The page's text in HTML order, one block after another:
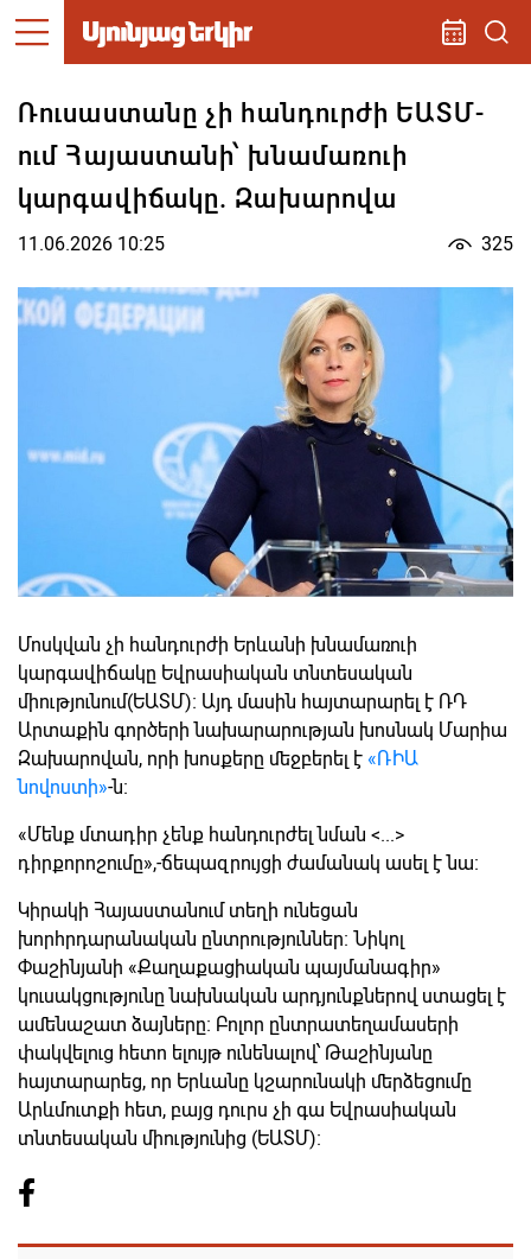
Ռուսաստանը չի հանդուրժի ԵԱՏՄ-
ում Հայաստանի՝ խնամառուի
կարգավիճակը. Զախարովա
11.06.2026 10:25 325
Մոսկվան չի հանդուրժի Երևանի խնամառուի
կարգավիճակը Եվրասիական տնտեսական
միությունում(ԵԱՏՄ)։ Այդ մասին հայտարարել է ՌԴ
Արտաքին գործերի նախարարության խոսնակ Մարիա
Զախարովան, որի խոսքերը մեջբերել է «ՌԻԱ
նովոստի»-ն։
«Մենք մտադիր չենք հանդուրժել նման <...>
դիրքորոշումը»,-ճեպազրույցի ժամանակ ասել է նա։
Կիրակի Հայաստանում տեղի ունեցան
խորհրդարանական ընտրություններ։ Նիկոլ
Փաշինյանի «Քաղաքացիական պայմանագիր»
կուսակցությունը նախնական արդյունքներով ստացել է
ամենաշատ ձայները։ Բոլոր ընտրատեղամասերի
փակվելուց հետո ելույթ ունենալով՝ Թաշինյանը
հայտարարեց, որ Երևանը կշարունակի մերձեցումը
Արևմուտքի հետ, բայց դուրս չի գա Եվրասիական
տնտեսական միությունից (ԵԱՏՄ)։